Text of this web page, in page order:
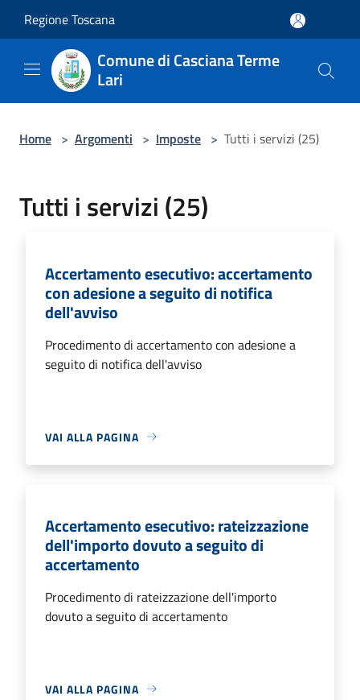
Regione Toscana
Comune di Casciana Terme
Lari
Home > Argomenti > Imposte > Tutti i servizi (25)
Tutti i servizi (25)
Accertamento esecutivo: accertamento
con adesione a seguito di notifica
dell'avviso
Procedimento di accertamento con adesione a
seguito di notifica dell'avviso
VAI ALLA PAGINA
Accertamento esecutivo: rateizzazione
dell'importo dovuto a seguito di
accertamento
Procedimento di rateizzazione dell'importo
dovuto a seguito di accertamento
VAI ALLA PAGINA